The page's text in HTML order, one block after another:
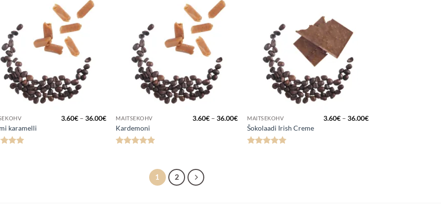
Lisa
lemmikuks
karamelli
3.60€ – 36.00€Hinnavahemik:
3.60€
kuni
36.00€
Lisa
lemmikuks
MAITSEKOHV
Kardemoni
3.60€ – 36.00€Hinnavahemik:
3.60€
kuni
36.00€
lemmikuks
MAITSEKOHV
Šokolaadi Irish Creme
3.60€ – 36.00€Hinnavahemik:
1 2